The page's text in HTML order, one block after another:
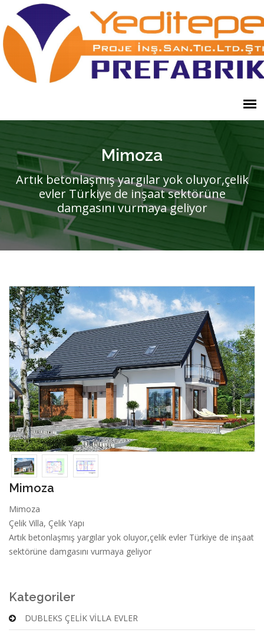
Mimoza
Artık betonlaşmış yargılar yok oluyor,çelik
evler Türkiye de inşaat sektörüne
damgasını vurmaya geliyor
Mimoza
Mimoza
Çelik Villa, Çelik Yapı
Artık betonlaşmış yargılar yok oluyor,çelik evler Türkiye de inşaat
sektörüne damgasını vurmaya geliyor
Kategoriler
DUBLEKS ÇELİK VİLLA EVLER